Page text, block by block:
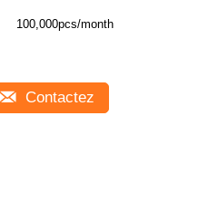
100,000pcs/month
Contactez